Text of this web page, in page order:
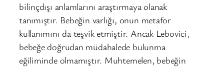
bilinçdışı anlamlarını araştırmaya olanak
tanımıştır. Bebeğin varlığı, onun metafor
kullanımını da teşvik etmiştir. Ancak Lebovici,
bebeğe doğrudan müdahalede bulunma
eğiliminde olmamıştır. Muhtemelen, bebeğin